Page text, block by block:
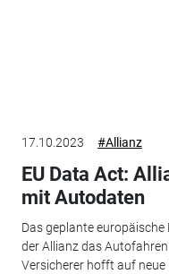
17.10.2023 #Allianz
EU Data Act:
mit Autodaten
Das geplante
der Allianz das
Versicherer hofft auf neue